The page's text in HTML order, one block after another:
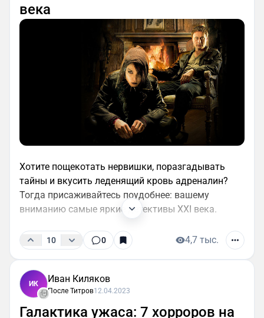
века
Хотите пощекотать нервишки, поразгадывать
тайны и вкусить леденящий кровь адреналин?
Тогда присаживайтесь поудобнее: вашему
вниманию самые яркие детективы XXI века.
10 0 4,7 тыс.
ИК Иван Киляков
После Титров12.04.2023
Галактика ужаса: 7 хорроров на